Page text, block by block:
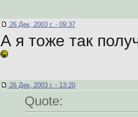
26 Дек, 2003 г. - 09:37
А я тоже так
26 Дек, 2003 г. - 13:20
Quote: